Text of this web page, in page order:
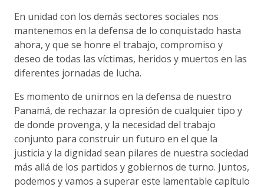
En unidad con los demás sectores sociales nos
mantenemos en la defensa de lo conquistado hasta
ahora, y que se honre el trabajo, compromiso y
deseo de todas las víctimas, heridos y muertos en las
diferentes jornadas de lucha.
Es momento de unirnos en la defensa de nuestro
Panamá, de rechazar la opresión de cualquier tipo y
de donde provenga, y la necesidad del trabajo
conjunto para construir un futuro en el que la
justicia y la dignidad sean pilares de nuestra sociedad
más allá de los partidos y gobiernos de turno. Juntos,
podemos y vamos a superar este lamentable capítulo